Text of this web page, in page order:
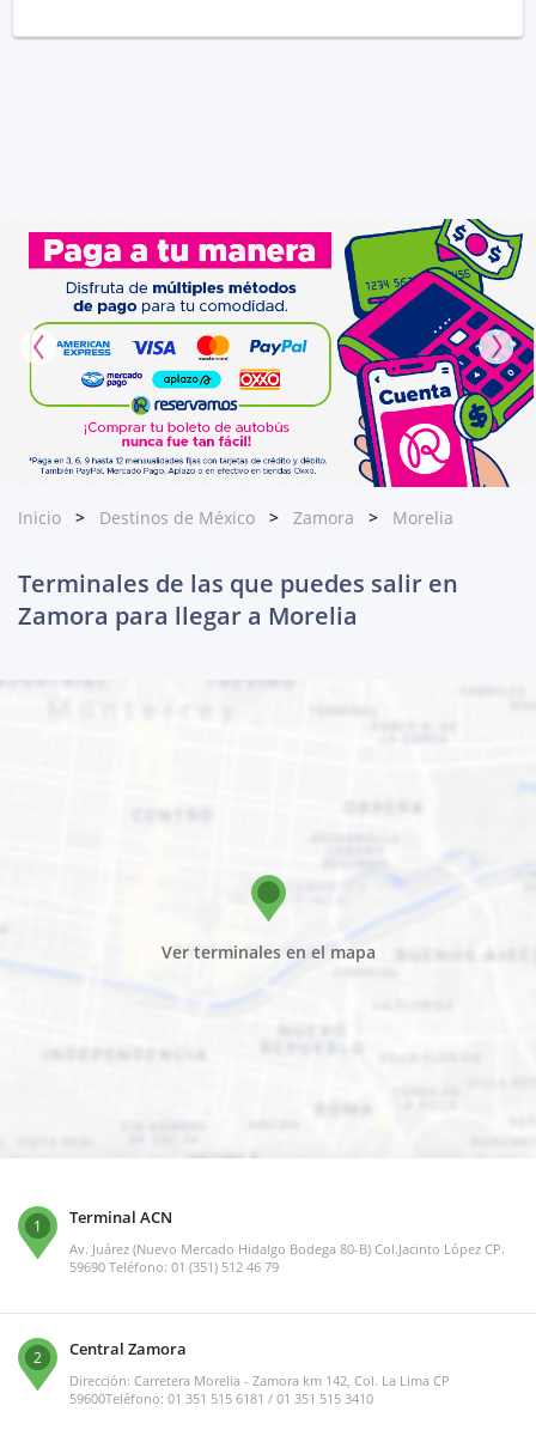
Inicio Destinos de México Zamora Morelia
Terminales de las que puedes salir en
Zamora para llegar a Morelia
Ver terminales en el mapa
1 Terminal ACN
Av. Juárez (Nuevo Mercado Hidalgo Bodega 80-B) Col.Jacinto López CP.
59690 Teléfono: 01 (351) 512 46 79
2 Central Zamora
Dirección: Carretera Morelia - Zamora km 142, Col. La Lima CP
59600Teléfono: 01 351 515 6181 / 01 351 515 3410